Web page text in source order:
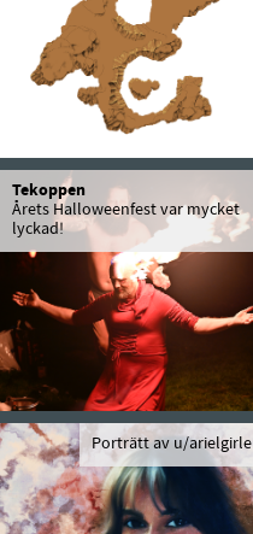
Tekoppen
Årets Halloweenfest var mycket
lyckad!
Porträtt av u/arielgirle